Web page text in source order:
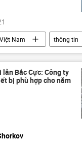
Việt Nam
thông tin
gia Việt Nam
dầu khí
giá dầu
Bắc Cực: Công ty
bị phù hợp cho năm